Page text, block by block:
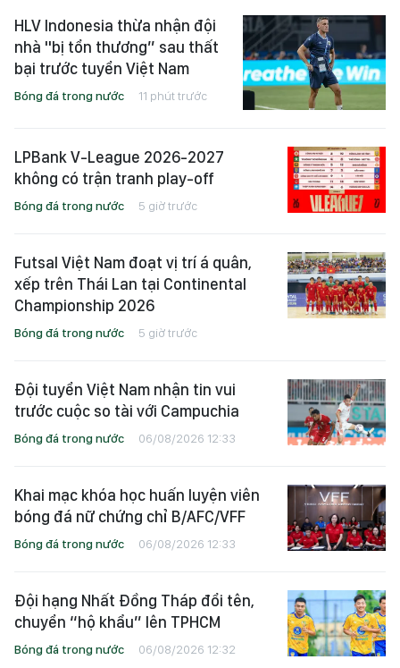
HLV Indonesia thừa nhận đội
nhà "bị tổn thương” sau thất
bại trước tuyển Việt Nam
Bóng đá trong nước 11 phút trước
LPBank V-League 2026-2027
không có trận tranh play-off
Bóng đá trong nước 5 giờ trước
Futsal Việt Nam đoạt vị trí á quân,
xếp trên Thái Lan tại Continental
Championship 2026
Bóng đá trong nước 5 giờ trước
Đội tuyển Việt Nam nhận tin vui
trước cuộc so tài với Campuchia
Bóng đá trong nước 06/08/2026 12:33
Khai mạc khóa học huấn luyện viên
bóng đá nữ chứng chỉ B/AFC/VFF
Bóng đá trong nước 06/08/2026 12:33
Đội hạng Nhất Đồng Tháp đổi tên,
chuyển “hộ khẩu” lên TPHCM
Bóng đá trong nước 06/08/2026 12:32